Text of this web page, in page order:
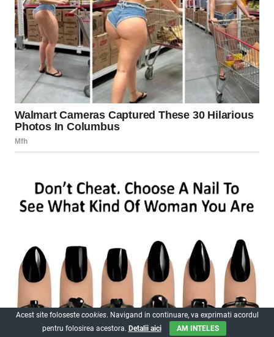
Acest site foloseste cookies. Navigand in continuare, va exprimati acordul
pentru folosirea acestora. Detalii aici AM INTELES